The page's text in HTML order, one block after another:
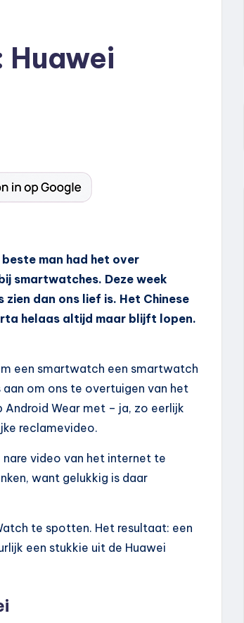
Huawei
beste man had het over
smartwatches. Deze week
dan ons lief is. Het Chinese
helaas altijd maar blijft lopen.
een smartwatch een smartwatch
om ons te overtuigen van het
Wear met – ja, zo eerlijk
reclamevideo.
video van het internet te
want gelukkig is daar
te spotten. Het resultaat: een
een stukkie uit de Huawei